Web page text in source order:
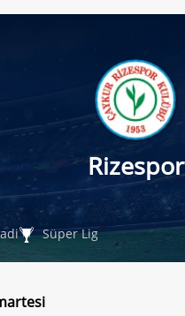
Rizespor
Süper Lig